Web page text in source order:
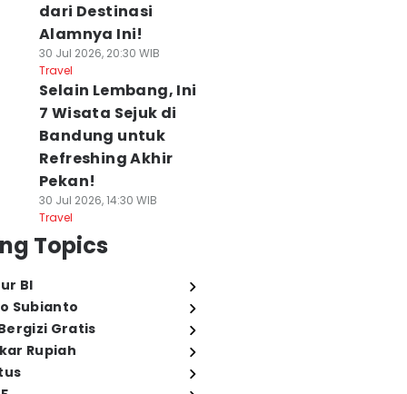
dari Destinasi
Alamnya Ini!
30 Jul 2026, 20:30 WIB
Travel
Selain Lembang, Ini
7 Wisata Sejuk di
Bandung untuk
Refreshing Akhir
Pekan!
30 Jul 2026, 14:30 WIB
Travel
Topics
BI
Subianto
Gratis
Rupiah